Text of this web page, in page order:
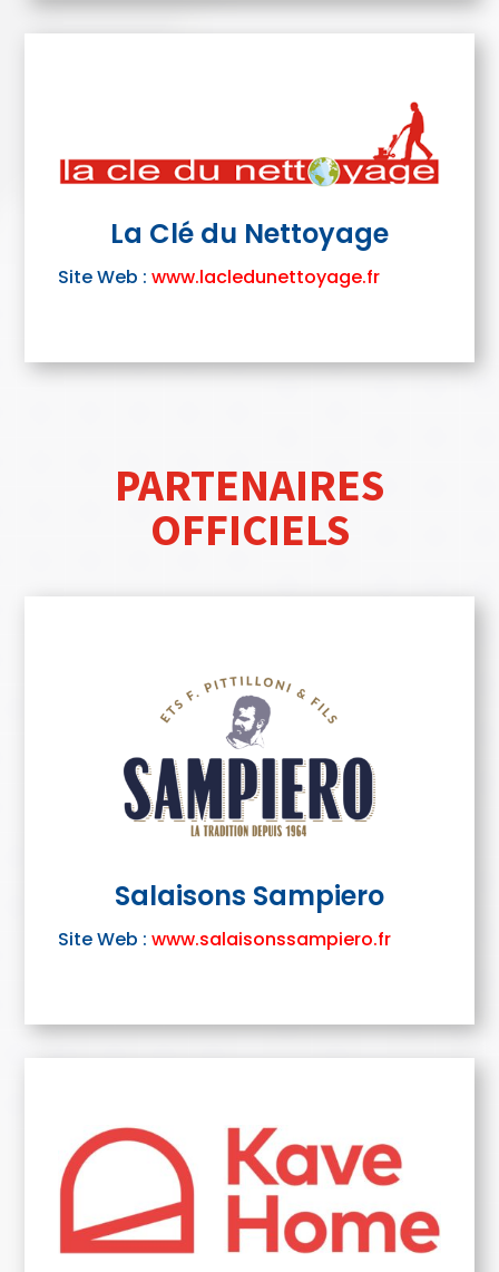
La Clé du Nettoyage
Site Web :www.lacledunettoyage.fr
PARTENAIRES
OFFICIELS
Salaisons Sampiero
Site Web :www.salaisonssampiero.fr